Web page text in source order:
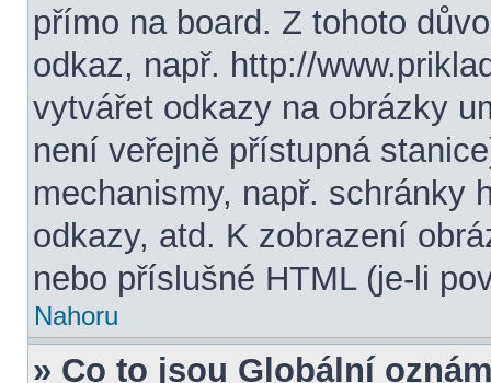
přímo na board. Z tohoto
odkaz, např. http://
vytvářet odkazy na obrázky
není veřejně přístupná
mechanismy, např. schránky
odkazy, atd. K zobrazení
nebo příslušné HTML (je-li
Nahoru
» Co to jsou Globální